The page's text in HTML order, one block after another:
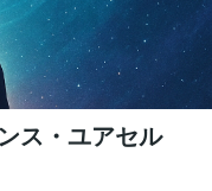
ス・ユアセル